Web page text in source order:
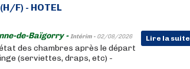
F) - HOTEL
de-Baïgorry -Intérim - 02/08/2026 Lire la suite
des chambres après le départ
(serviettes, draps, etc) -